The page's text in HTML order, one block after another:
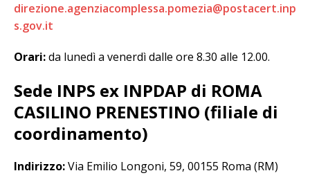
direzione.agenziacomplessa.pomezia@postacert.inp
s.gov.it
Orari:da lunedì a venerdì dalle ore 8.30 alle 12.00.
Sede INPS ex INPDAP di ROMA
CASILINO PRENESTINO (filiale di
coordinamento)
Indirizzo:Via Emilio Longoni, 59, 00155 Roma (RM)